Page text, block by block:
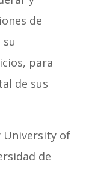
de
para
de sus
University of
de